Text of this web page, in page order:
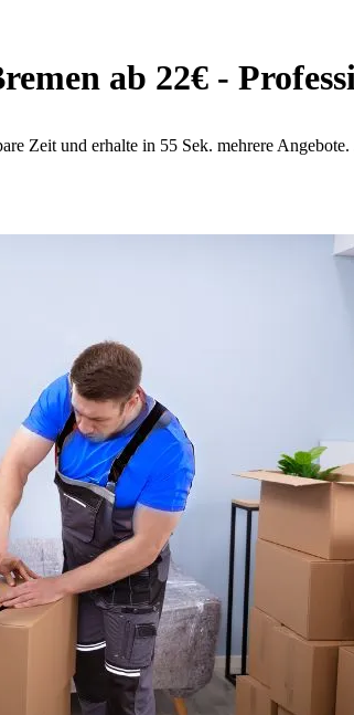
ab 22€ -
Zeit und erhalte in 55 Sek. mehrere